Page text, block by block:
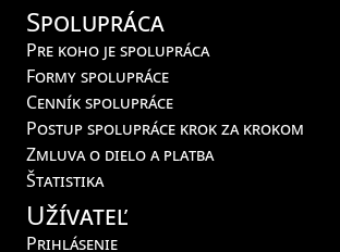
Spolupráca
Pre koho je spolupráca
Formy spolupráce
Cenník spolupráce
Postup spolupráce krok za krokom
Zmluva o dielo a platba
Štatistika
Užívateľ
Prihlásenie